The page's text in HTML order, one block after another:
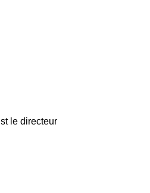
le directeur